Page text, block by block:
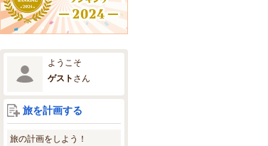
ようこそ
ゲスト さん
旅を計画する
旅の計画をしよう！